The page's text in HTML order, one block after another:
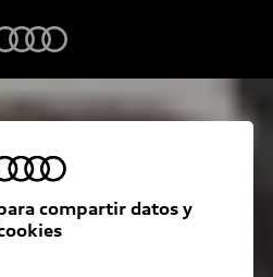
compartir datos y